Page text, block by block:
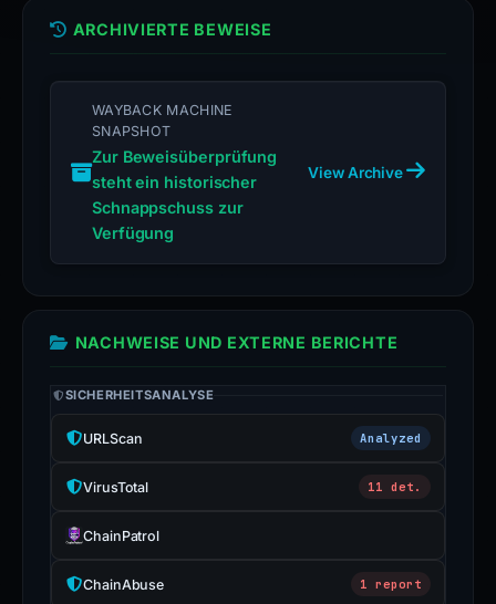
ARCHIVIERTE BEWEISE
WAYBACK MACHINE
SNAPSHOT
Zur Beweisüberprüfung
steht ein historischer
Schnappschuss zur
Verfügung
View Archive
NACHWEISE UND EXTERNE BERICHTE
SICHERHEITSANALYSE
URLScan Analyzed
VirusTotal 11 det.
ChainPatrol
ChainAbuse 1 report